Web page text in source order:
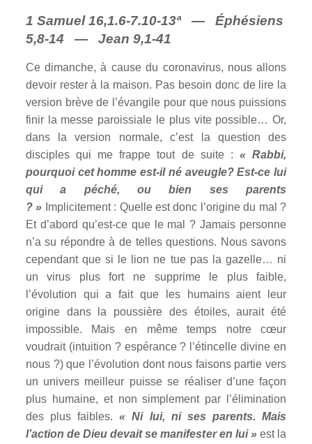
1 Samuel 16,1.6-7.10-13ª — Éphésiens
5,8-14 — Jean 9,1-41
Ce dimanche, à cause du coronavirus, nous allons
devoir rester à la maison. Pas besoin donc de lire la
version brève de l’évangile pour que nous puissions
finir la messe paroissiale le plus vite possible… Or,
dans la version normale, c’est la question des
disciples qui me frappe tout de suite : « Rabbi,
pourquoi cet homme est-il né aveugle? Est-ce lui
qui a péché, ou bien ses parents
? » Implicitement : Quelle est donc l’origine du mal ?
Et d’abord qu’est-ce que le mal ? Jamais personne
n’a su répondre à de telles questions. Nous savons
cependant que si le lion ne tue pas la gazelle… ni
un virus plus fort ne supprime le plus faible,
l’évolution qui a fait que les humains aient leur
origine dans la poussière des étoiles, aurait été
impossible. Mais en même temps notre cœur
voudrait (intuition ? espérance ? l’étincelle divine en
nous ?) que l’évolution dont nous faisons partie vers
un univers meilleur puisse se réaliser d’une façon
plus humaine, et non simplement par l’élimination
des plus faibles.« Ni lui, ni ses parents. Mais
l’action de Dieu devait se manifester en lui »est la